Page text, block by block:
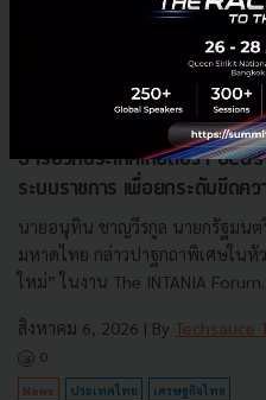
3 เรื่องที่ประเทศไทยต้อง
ระบบราชการ เพื่อยกระดับขีดคว
นายอนุทิน ชาญวีรกูล นายกรัฐมนต
มหาดไทย กล่าวปาฐกถาพิเศษในหั
ใหม่” ในงาน The INTANIA
สิงหาคม 6, 2026 | By Techsauce
0
News ประเทศไทย เศรษฐกิจไทย